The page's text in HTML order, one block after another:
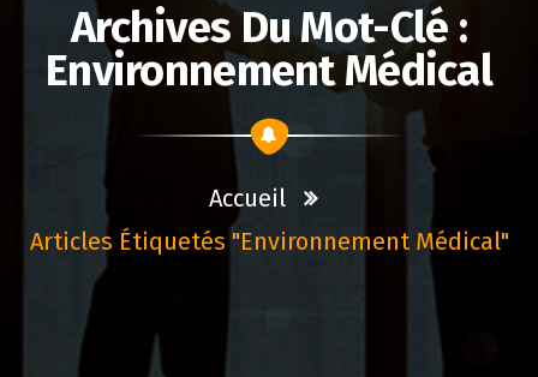
Archives Du Mot-Clé :
Environnement Médical
Accueil
Articles Étiquetés "environnement Médical"